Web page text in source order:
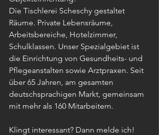
Die Tischlerei Scheschy gestaltet
Räume. Private Lebensräume,
Arbeitsbereiche, Hotelzimmer,
Schulklassen. Unser Spezialgebiet ist
die Einrichtung von Gesundheits- und
Pflegeanstalten sowie Arztpraxen. Seit
über 65 Jahren, am gesamten
deutschsprachigen Markt, gemeinsam
mit mehr als 160 Mitarbeitern.
Klingt interessant? Dann melde ich!